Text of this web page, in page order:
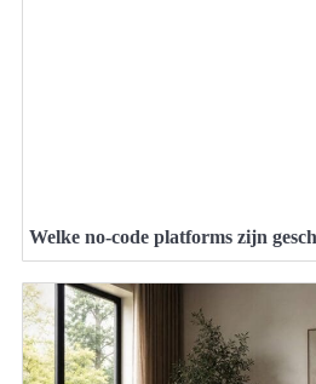
Welke no-code platforms zijn